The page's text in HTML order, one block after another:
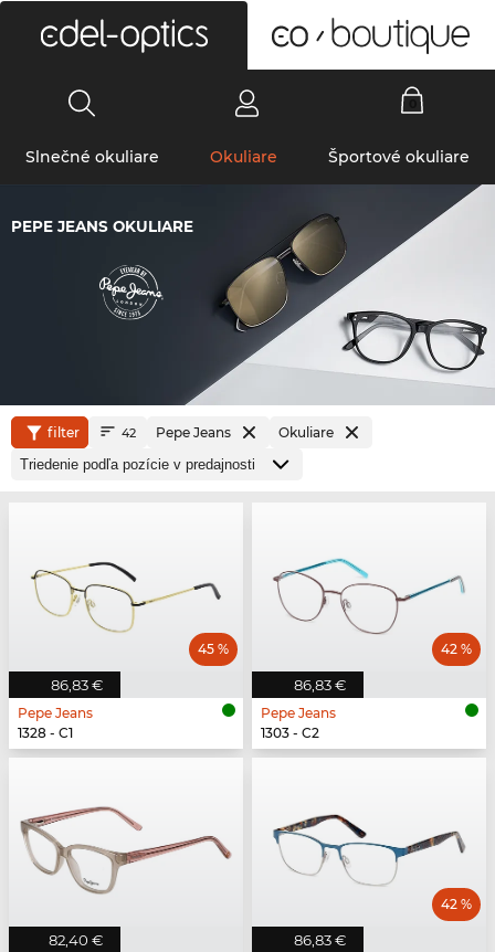
Slnečné okuliare Okuliare Športové okuliare
PEPE JEANS OKULIARE
filter 42 Pepe Jeans Okuliare
86,83 €
45 %
Pepe Jeans
1328 - C1
86,83 €
42 %
Pepe Jeans
1303 - C2
82,40 € 86,83 €
42 %